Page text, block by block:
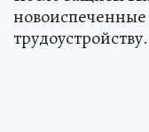
новоиспеченные
трудоустройству.